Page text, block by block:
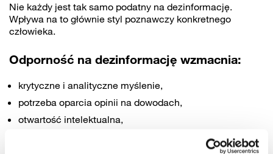
Nie każdy jest tak samo podatny na dezinformację.
Wpływa na to głównie styl poznawczy konkretnego
człowieka.
Odporność na dezinformację wzmacnia:
krytyczne i analityczne myślenie,
potrzeba oparcia opinii na dowodach,
otwartość intelektualna,
znajomość mechanizmów dezinformacyjnych.